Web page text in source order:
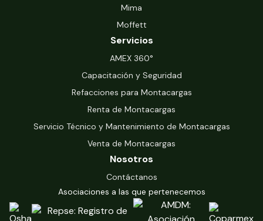
Mima
Moffett
Servicios
‍AMEX 360°
Capacitación y Seguridad
Refacciones para Montacargas
Renta de Montacargas
Servicio Técnico y Mantenimiento de Montacargas
Venta de Montacargas
Nosotros
Contáctanos
Asociaciones a las que pertenecemos